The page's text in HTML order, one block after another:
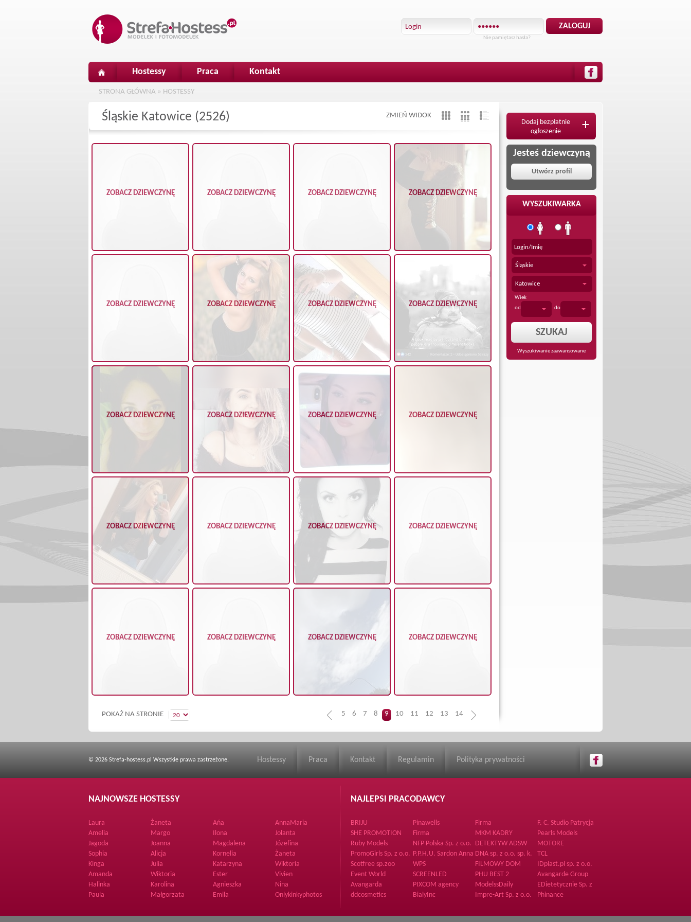
Nie pamiętasz hasła?
Hostessy Praca Kontakt
STRONA GŁÓWNA » HOSTESSY
Śląskie Katowice (2526) ZMIEŃ WIDOK
ZOBACZ DZIEWCZYNĘ ZOBACZ DZIEWCZYNĘ ZOBACZ DZIEWCZYNĘ ZOBACZ DZIEWCZYNĘ
ZOBACZ DZIEWCZYNĘ ZOBACZ DZIEWCZYNĘ ZOBACZ DZIEWCZYNĘ ZOBACZ DZIEWCZYNĘ
ZOBACZ DZIEWCZYNĘ ZOBACZ DZIEWCZYNĘ ZOBACZ DZIEWCZYNĘ ZOBACZ DZIEWCZYNĘ
ZOBACZ DZIEWCZYNĘ ZOBACZ DZIEWCZYNĘ ZOBACZ DZIEWCZYNĘ ZOBACZ DZIEWCZYNĘ
ZOBACZ DZIEWCZYNĘ ZOBACZ DZIEWCZYNĘ ZOBACZ DZIEWCZYNĘ ZOBACZ DZIEWCZYNĘ
POKAŻ NA STRONIE 5 6 7 8 9 10 11 12 13 14
Dodaj bezpłatnie
ogłoszenie
+
Jesteś dziewczyną
Utwórz profil
WYSZUKIWARKA
Śląskie
Katowice
Wiek
od
do
Wyszukiwanie zaawansowane
© 2026 Strefa-hostess.pl Wszystkie prawa zastrzeżone. Hostessy Praca Kontakt Regulamin Polityka prywatności
NAJNOWSZE HOSTESSY
Laura Żaneta Ańa
AnnaMaria
Amelia
Margo Ilona
Jolanta
Jagoda
Joanna Magdalena
Józefina
Sophia
Alicja Kornelia
Żaneta
Kinga
Julia Katarzyna
Wiktoria
Amanda
Wiktoria Ester
Vivien
Halinka
Karolina Agnieszka
Nina
Paula
Małgorzata Emila Onlykinkyphotos
NAJLEPSI PRACODAWCY
BRIJU Pinawells Firma
F. C. Studio Patrycja
Bogdanowicz
SHE PROMOTION
Agencja Hostess i
Modelek
Firma MKM KADRY
Pearls Models
Joanna Jankowska
Ruby Models NFP Polska Sp. z o.o. DETEKTYW ADSW
MOTORE
PromoGirls Sp. z o.o. P.P.H.U. Sardon Anna
Jedlicka Tutaj
DNA sp. z o.o. sp. k.
TCL
Scotfree sp.zoo
WPS
FILMOWY DOM
PRODUKCYJNY
IDplast.pl sp. z o.o.
Event World
SCREENLED PHU BEST 2
Avangarde Group
Avangarda
Magazine
PIXCOM agency ModelssDaily
EDietetycznie Sp. z
o.o.
ddcosmetics BialyInc Impre-Art Sp. z o.o. Phinance